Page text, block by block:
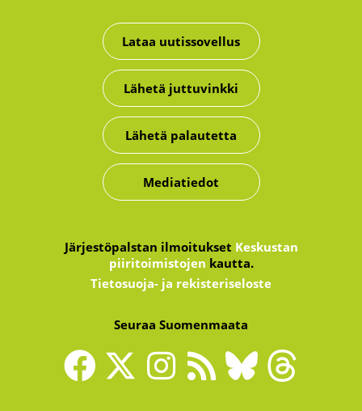
Lataa uutissovellus
Lähetä juttuvinkki
Lähetä palautetta
Mediatiedot
Järjestöpalstan ilmoitukset Keskustan
piiritoimistojen kautta.
Tietosuoja- ja rekisteriseloste
Seuraa Suomenmaata